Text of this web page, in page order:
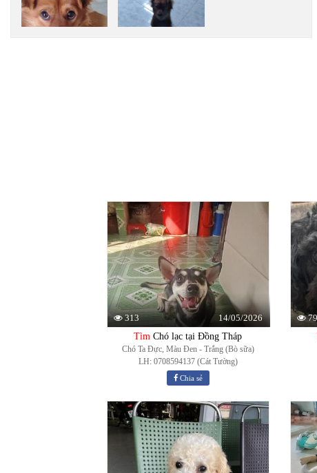
313
14/05/2026
TìmChó lạc tại Đồng Tháp
Chó Ta Đực, Màu Đen - Trắng (Bò sữa)
LH: 0708594137 (Cát Tường)
Chia sẻ